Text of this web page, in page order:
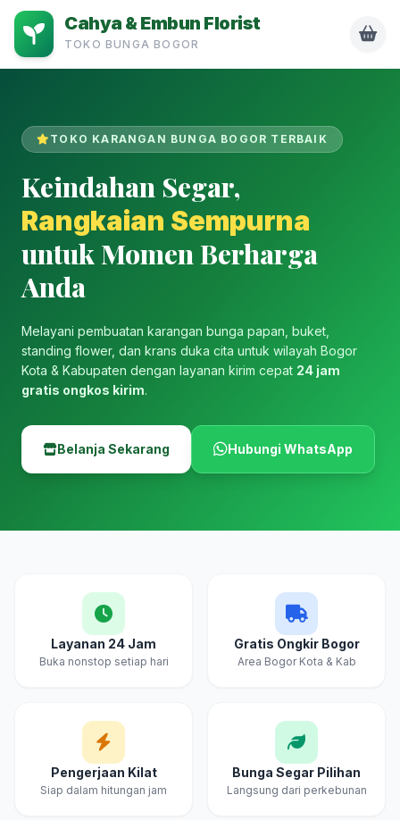
Cahya & Embun Florist
TOKO BUNGA BOGOR
TOKO KARANGAN BUNGA BOGOR TERBAIK
Keindahan Segar,
Rangkaian Sempurna
untuk Momen Berharga
Anda
Melayani pembuatan karangan bunga papan, buket,
standing flower, dan krans duka cita untuk wilayah Bogor
Kota & Kabupaten dengan layanan kirim cepat 24 jam
gratis ongkos kirim.
Belanja Sekarang Hubungi WhatsApp
Layanan 24 Jam
Buka nonstop setiap hari
Gratis Ongkir Bogor
Area Bogor Kota & Kab
Pengerjaan Kilat
Siap dalam hitungan jam
Bunga Segar Pilihan
Langsung dari perkebunan